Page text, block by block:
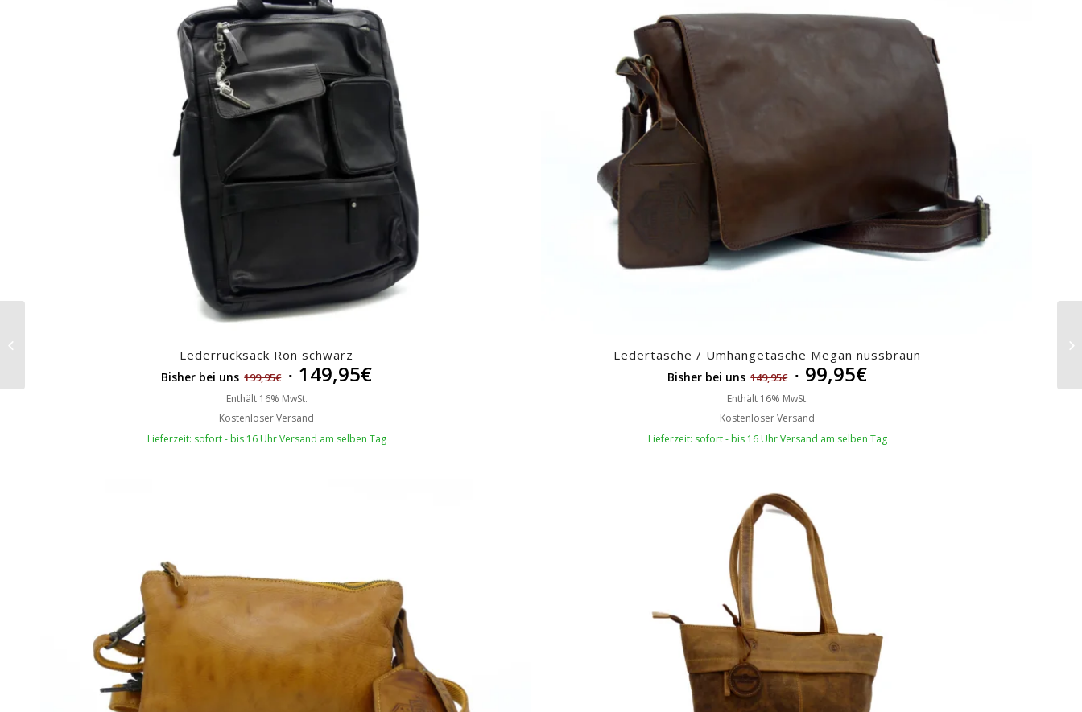
Lederrucksack Ron schwarz
Bisher bei uns 199,95€ 149,95€
Enthält 16% MwSt.
Kostenloser Versand
Lieferzeit: sofort - bis 16 Uhr Versand am selben Tag
Ledertasche / Umhängetasche Megan nussbraun
Bisher bei uns 149,95€ 99,95€
Enthält 16% MwSt.
Kostenloser Versand
Lieferzeit: sofort - bis 16 Uhr Versand am selben Tag